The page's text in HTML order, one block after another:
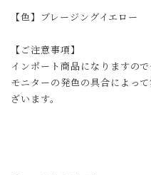
【色】ブレージングイエロー
【ご注意事項】
インポート商品になりますので
モニターの発色の具合によっ
ざいます。